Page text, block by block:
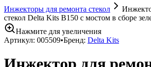
Инжекторы для ремонта стекол
стекол Delta Kits B150 с мостом в сборе
Нажмите для увеличения
Артикул: 005509•Бренд: Delta Kits